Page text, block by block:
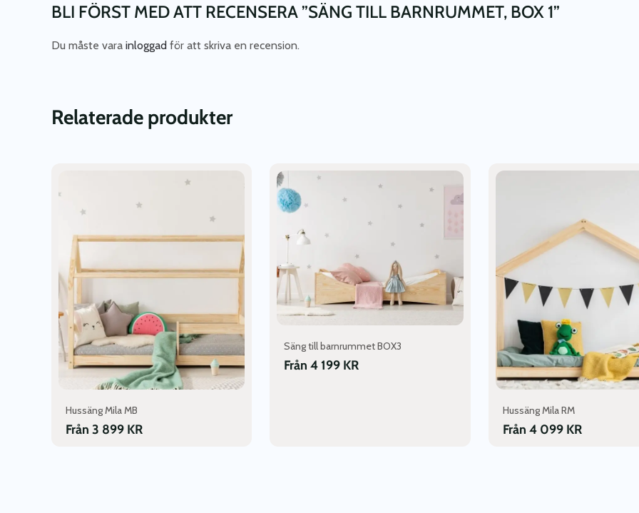
BLI FÖRST MED ATT RECENSERA ”SÄNG TILL BARNRUMMET, BOX 1”
Du måste vara inloggad för att skriva en recension.
Relaterade produkter
Hussäng Mila MB
Från 3 899 KR
flera
varianter.
olika
alternativen
kan
väljas
på
produktsidan
Säng till barnrummet BOX3
Från 4 199 KR
Den
här
produkten
har
flera
varianter.
De
olika
alternativen
produktsidan
Hussäng Mila RM
Från 4 099 KR
Den
varianter.
De
olika
alternativen
väljas
produktsidan